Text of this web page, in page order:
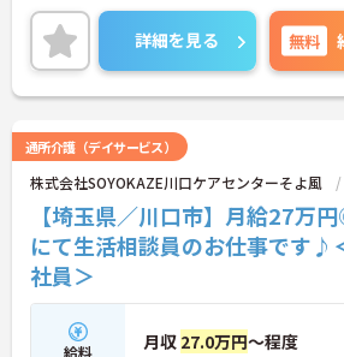
り、働きながらスキルアップが目指せる環
ご興味のある方には、面接対策ポイントなど
に詳細をご案内しますのでお気軽にご相談く
い！
詳細を見る 無料
通所介護（デイサービス）
株式会社SOYOKAZE川口ケアセンターそよ風
【埼玉県／川口市】月給27万
にて生活相談員のお仕事です♪
社員＞
給料 月収 27.0万円～程度